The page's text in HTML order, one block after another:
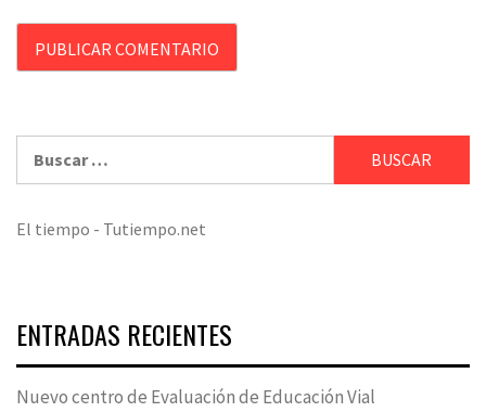
El tiempo - Tutiempo.net
ENTRADAS RECIENTES
Nuevo centro de Evaluación de Educación Vial